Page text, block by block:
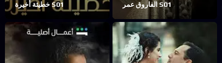
خطيئة أخيرة S01 الفاروق عمر S01